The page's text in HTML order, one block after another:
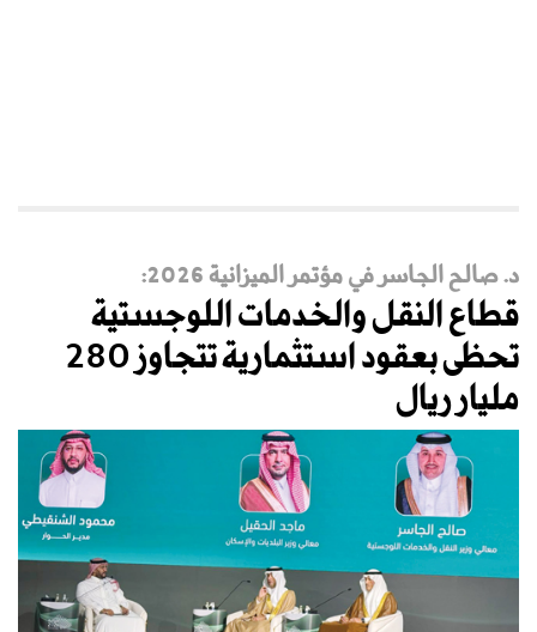
د. صالح الجاسر في مؤتمر الميزانية 2026:
قطاع النقل والخدمات اللوجستية
تحظى بعقود استثمارية تتجاوز 280
مليار ريال